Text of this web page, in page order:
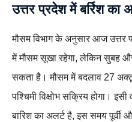
उत्तर प्रदेश में बर्रिश का
मौसम विभाग के अनुसार आज उत्तर
में मौसम सूखा रहेगा, लेकिन सुबह
सकता है। मौसम में बदलाव 27
पश्चिमी विक्षोभ सक्रिय होगा।
बारिश का अलर्ट है, इस समय पूर्वी